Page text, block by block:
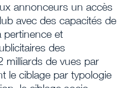
annonceurs un accès
avec des capacités de
pertinence et
des
milliards de vues par
le ciblage par typologie